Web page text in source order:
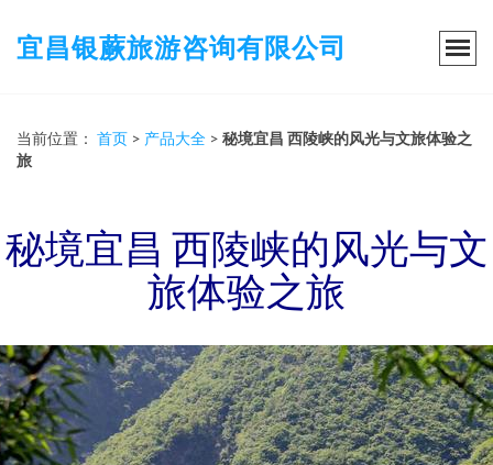
宜昌银蕨旅游咨询有限公司
当前位置： 首页 > 产品大全 > 秘境宜昌 西陵峡的风光与文旅体验之
旅
秘境宜昌 西陵峡的风光与文
旅体验之旅